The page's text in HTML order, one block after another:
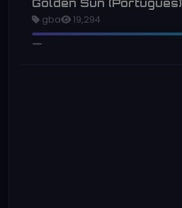
Golden Sun (Português)
gba 19,294